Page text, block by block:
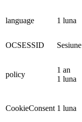
language 1 luna
OCSESSID
Sesiune
policy
1 an
1 luna
CookieConsent 1 luna